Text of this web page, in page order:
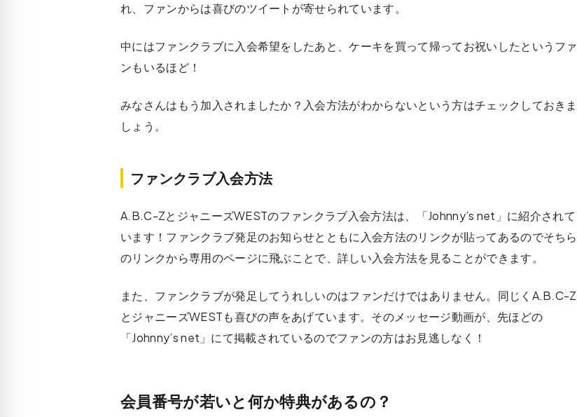
れ、ファンからは喜びのツイートが寄せられています。
中にはファンクラブに入会希望をしたあと、ケーキを買って帰ってお祝いしたというファ
ンもいるほど！
みなさんはもう加入されましたか？入会方法がわからないという方はチェックしておきま
しょう。
ファンクラブ入会方法
A.B.C-ZとジャニーズWESTのファンクラブ入会方法は、「Johnny’s net」に紹介されて
います！ファンクラブ発足のお知らせとともに入会方法のリンクが貼ってあるのでそちら
のリンクから専用のページに飛ぶことで、詳しい入会方法を見ることができます。
また、ファンクラブが発足してうれしいのはファンだけではありません。同じくA.B.C-Z
とジャニーズWESTも喜びの声をあげています。そのメッセージ動画が、先ほどの
「Johnny’s net」にて掲載されているのでファンの方はお見逃しなく！
会員番号が若いと何か特典があるの？